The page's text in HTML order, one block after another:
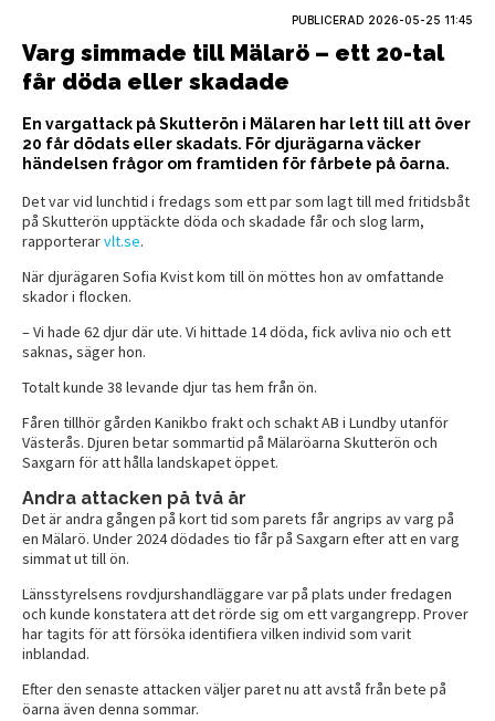
PUBLICERAD 2026-05-25 11:45
Varg simmade till Mälarö – ett 20-tal
får döda eller skadade
En vargattack på Skutterön i Mälaren har lett till att över
20 får dödats eller skadats. För djurägarna väcker
händelsen frågor om framtiden för fårbete på öarna.
Det var vid lunchtid i fredags som ett par som lagt till med fritidsbåt
på Skutterön upptäckte döda och skadade får och slog larm,
rapporterarvlt.se.
När djurägaren Sofia Kvist kom till ön möttes hon av omfattande
skador i flocken.
– Vi hade 62 djur där ute. Vi hittade 14 döda, fick avliva nio och ett
saknas, säger hon.
Totalt kunde 38 levande djur tas hem från ön.
Fåren tillhör gården Kanikbo frakt och schakt AB i Lundby utanför
Västerås. Djuren betar sommartid på Mälaröarna Skutterön och
Saxgarn för att hålla landskapet öppet.
Andra attacken på två år
Det är andra gången på kort tid som parets får angrips av varg på
en Mälarö. Under 2024 dödades tio får på Saxgarn efter att en varg
simmat ut till ön.
Länsstyrelsens rovdjurshandläggare var på plats under fredagen
och kunde konstatera att det rörde sig om ett vargangrepp. Prover
har tagits för att försöka identifiera vilken individ som varit
inblandad.
Efter den senaste attacken väljer paret nu att avstå från bete på
öarna även denna sommar.